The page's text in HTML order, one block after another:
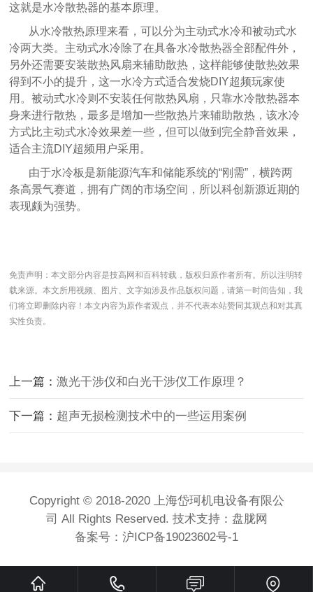
这就是水冷散热器的基本原理。
从水冷散热原理来看，可以分为主动式水冷和被动式水
冷两大类。主动式水冷除了在具备水冷散热器全部配件外，
另外还需要安装散热风扇来辅助散热，这样能够使散热效果
得到不小的提升，这一水冷方式适合发烧DIY超频玩家使
用。被动式水冷则不安装任何散热风扇，只靠水冷散热器本
身来进行散热，最多是增加一些散热片来辅助散热，该水冷
方式比主动式水冷效果差一些，但可以做到完全静音效果，
适合主流DIY超频用户采用。
由于水冷板是新能源汽车和储能系统的“刚需”，横跨两
条高景气赛道，拥有广阔的市场空间，所以科创新源近期的
表现颇为强势。
免责声明：本文部分内容是技高网和百科转载，版权归原作者所有。所以注明转
载来源。本文所用视频、图片、文字如涉及作品版权问题，请第一时间告知，我
们将立即删除内容！本文内容为原作者观点，并不代表本站赞同其观点和对其真
实性负责。
上一篇：激光干涉仪和白光干涉仪工作原理？
下一篇： 超声无损检测技术中的一些运用案例
Copyright © 2018-2020 上海岱珂机电设备有限公
司 All Rights Reserved. 技术支持：盘胧网
备案号： 沪ICP备19023602号-1